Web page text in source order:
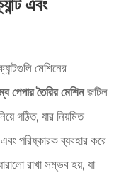
এবং
মেশিনের
পেপার তৈরির মেশিনজটিল
গঠিত, যার নিয়মিত
পরিষ্কারক ব্যবহার করে
রাখা সম্ভব হয়, যা